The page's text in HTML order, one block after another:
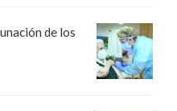
de los